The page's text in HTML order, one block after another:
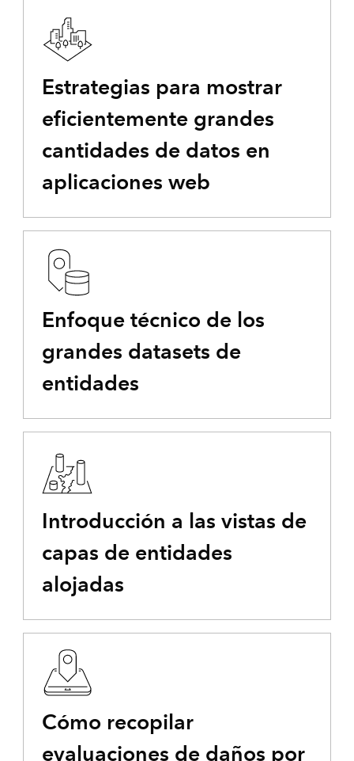
Estrategias para mostrar
eficientemente grandes
cantidades de datos en
aplicaciones web
Enfoque técnico de los
grandes datasets de
entidades
Introducción a las vistas de
capas de entidades
alojadas
Cómo recopilar
evaluaciones de daños por